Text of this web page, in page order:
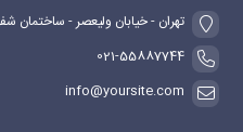
تهران - خیابان ولیعصر - ساختمان
021-55887744
info@yoursite.com